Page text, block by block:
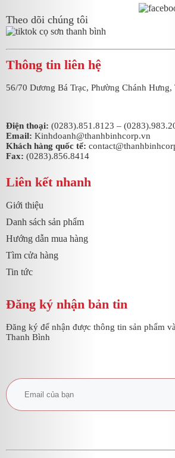
Theo dõi chúng tôi
Thông tin liên hệ
56/70 Dương Bá Trạc, Phường Chánh Hưng,
Điện thoại: (0283).851.8123 –
Email: Kinhdoanh@thanhbinhcorp.vn
Khách hàng quốc tể:
Fax: (0283).856.8414
Liên kết nhanh
Giới thiệu
Danh sách sản phẩm
Hướng dẫn mua hàng
Tìm cửa hàng
Tin tức
Đăng ký nhận bản tin
Đăng ký để nhận được thông tin sản phẩm
Thanh Bình